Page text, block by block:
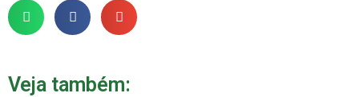
Veja também: